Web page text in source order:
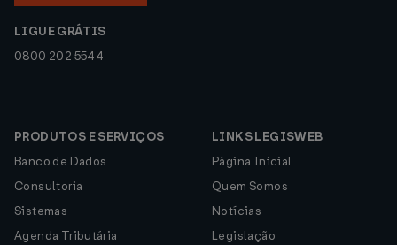
LIGUE GRÁTIS
0800 202 5544
PRODUTOS E SERVIÇOS
Banco de Dados
Consultoria
Sistemas
Agenda Tributária
LINKS LEGISWEB
Página Inicial
Quem Somos
Notícias
Legislação